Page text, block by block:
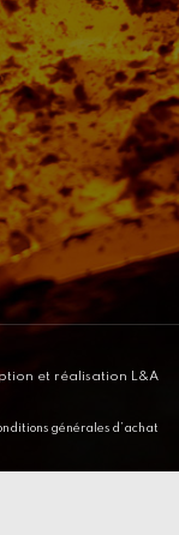
et réalisation L&A
générales d’achat